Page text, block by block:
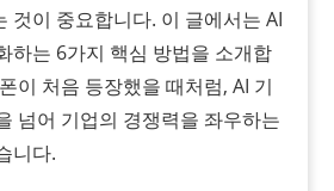
것이 중요합니다. 이 글에서는 AI
하는 6가지 핵심 방법을 소개합
이 처음 등장했을 때처럼, AI 기
넘어 기업의 경쟁력을 좌우하는
니다.